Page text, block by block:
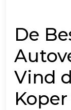
De
Vind